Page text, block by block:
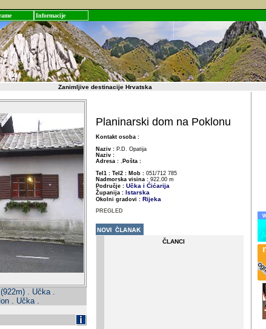
Informacije
Zanimljive destinacije Hrvatska
. Učka .
. Učka .
Planinarski dom na Poklonu
Kontakt osoba :
Naziv : P.D. Opatija
Naziv :
Adresa : , Pošta :
Tel1 : Tel2 : Mob : 051/712 785
Nadmorska visina : 922.00 m
Područje : Učka i Ćićarija
Županija : Istarska
Okolni gradovi : Rijeka
PREGLED
ČLANCI